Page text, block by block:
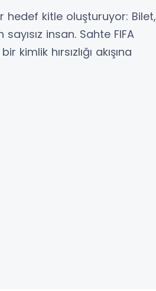
hedef kitle oluşturuyor: Bilet,
insan. Sahte FIFA
hırsızlığı akışına